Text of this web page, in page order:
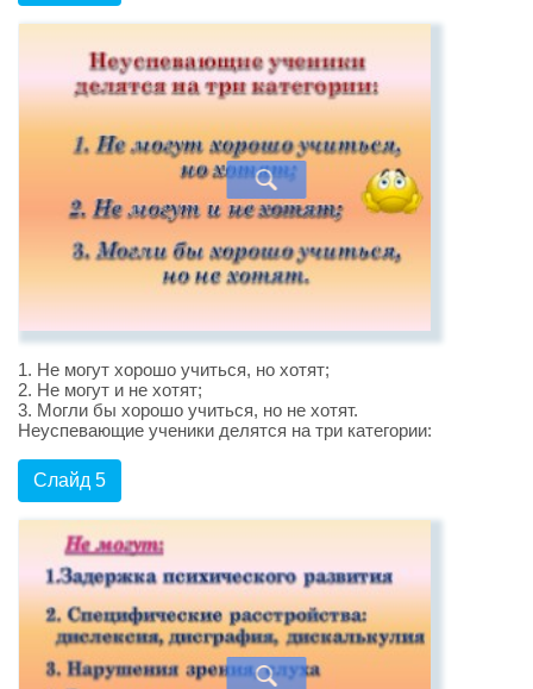
1. Не могут хорошо учиться, но хотят;
2. Не могут и не хотят;
3. Могли бы хорошо учиться, но не хотят.
Неуспевающие ученики делятся на три категории:
Слайд 5